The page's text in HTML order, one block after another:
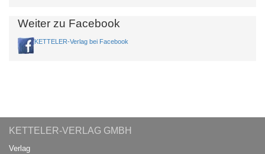
Weiter zu Facebook
KETTELER-Verlag bei Facebook
KETTELER-VERLAG GMBH
Verlag